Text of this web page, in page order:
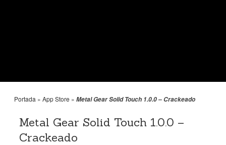
Portada » App Store » Metal Gear Solid Touch 1.0.0 – Crackeado
Metal Gear Solid Touch 1.0.0 –
Crackeado